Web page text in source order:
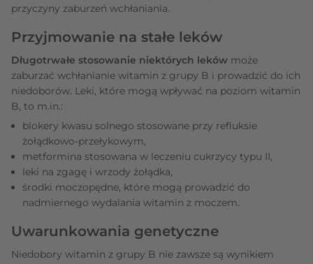
przyczyny zaburzeń wchłaniania.
Przyjmowanie na stałe leków
Długotrwałe stosowanie niektórych leków może
zaburzać wchłanianie witamin z grupy B i prowadzić do ich
niedoborów. Leki, które mogą wpływać na poziom witamin
B, to m.in.:
blokery kwasu solnego stosowane przy refluksie
żołądkowo-przełykowym,
metformina stosowana w leczeniu cukrzycy typu II,
leki na zgagę i wrzody żołądka,
środki moczopędne, które mogą prowadzić do
nadmiernego wydalania witamin z moczem.
Uwarunkowania genetyczne
Niedobory witamin z grupy B nie zawsze są wynikiem